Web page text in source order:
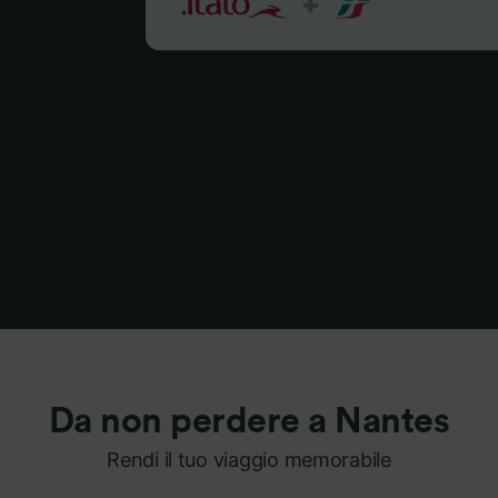
Da non perdere a Nantes
Rendi il tuo viaggio memorabile